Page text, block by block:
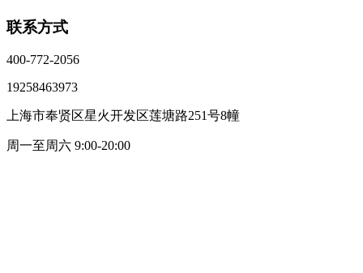
联系方式
400-772-2056
19258463973
上海市奉贤区星火开发区莲塘路251号8幢
周一至周六 9:00-20:00